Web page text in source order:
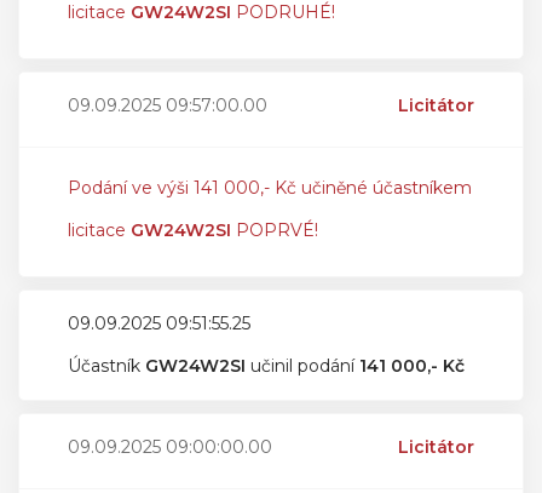
licitace GW24W2SI PODRUHÉ!
09.09.2025 09:57:00.00 Licitátor
Podání ve výši 141 000,- Kč učiněné účastníkem
licitace GW24W2SI POPRVÉ!
09.09.2025 09:51:55.25
Účastník GW24W2SI učinil podání 141 000,- Kč
09.09.2025 09:00:00.00 Licitátor